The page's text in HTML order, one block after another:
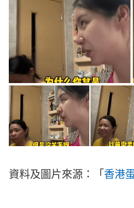
資料及圖片來源：「 香港